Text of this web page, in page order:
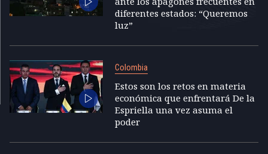
diferentes estados: “Queremos
luz”
Colombia
Estos son los retos en materia
económica que enfrentará De la
Espriella una vez asuma el
poder